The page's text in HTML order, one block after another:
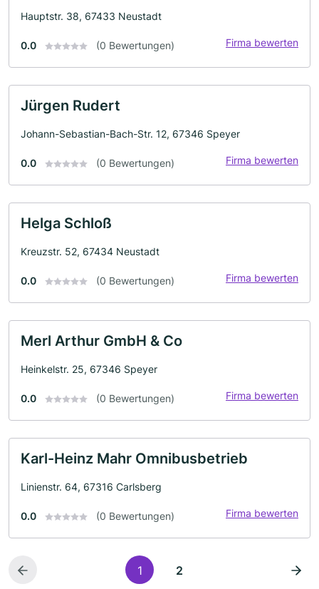
Hauptstr. 38, 67433 Neustadt
0.0 (0 Bewertungen) Firma bewerten
Jürgen Rudert
Johann-Sebastian-Bach-Str. 12, 67346 Speyer
0.0 (0 Bewertungen) Firma bewerten
Helga Schloß
Kreuzstr. 52, 67434 Neustadt
0.0 (0 Bewertungen) Firma bewerten
Merl Arthur GmbH & Co
Heinkelstr. 25, 67346 Speyer
0.0 (0 Bewertungen) Firma bewerten
Karl-Heinz Mahr Omnibusbetrieb
Linienstr. 64, 67316 Carlsberg
0.0 (0 Bewertungen) Firma bewerten
1 2